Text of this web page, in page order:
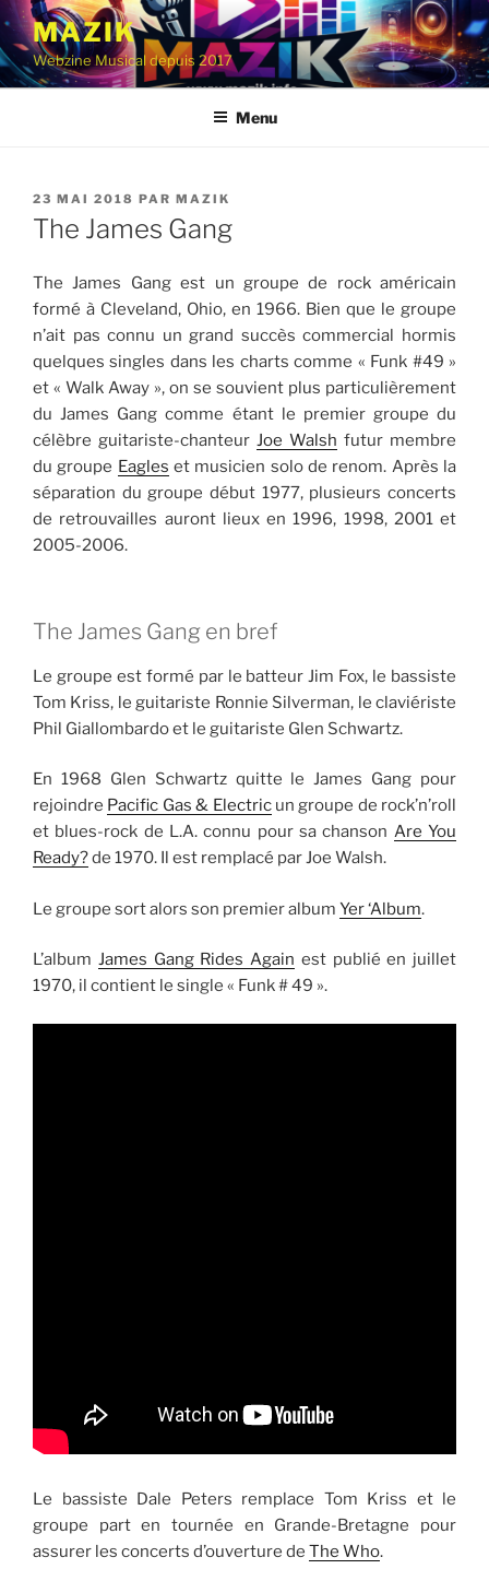
Aller
contenu
principal
MAZIK
Webzine Musical depuis 2017
Menu
PUBLIÉ
LE
23 MAI 2018 PAR MAZIK
The James Gang
The James Gang est un groupe de rock américain
formé à Cleveland, Ohio, en 1966. Bien que le groupe
n’ait pas connu un grand succès commercial hormis
quelques singles dans les charts comme « Funk #49 »
et « Walk Away », on se souvient plus particulièrement
du James Gang comme étant le premier groupe du
célèbre guitariste-chanteur Joe Walsh futur membre
du groupe Eagles et musicien solo de renom. Après la
séparation du groupe début 1977, plusieurs concerts
de retrouvailles auront lieux en 1996, 1998, 2001 et
2005-2006.
The James Gang en bref
Le groupe est formé par le batteur Jim Fox, le bassiste
Tom Kriss, le guitariste Ronnie Silverman, le claviériste
Phil Giallombardo et le guitariste Glen Schwartz.
En 1968 Glen Schwartz quitte le James Gang pour
rejoindre Pacific Gas & Electricun groupe de rock’n’roll
et blues-rock de L.A. connu pour sa chanson Are You
Ready?de 1970. Il est remplacé par Joe Walsh.
Le groupe sort alors son premier album Yer ‘Album.
L’album James Gang Rides Again est publié en juillet
1970, il contient le single « Funk # 49 ».
Le bassiste Dale Peters remplace Tom Kriss et le
groupe part en tournée en Grande-Bretagne pour
assurer les concerts d’ouverture de The Who.